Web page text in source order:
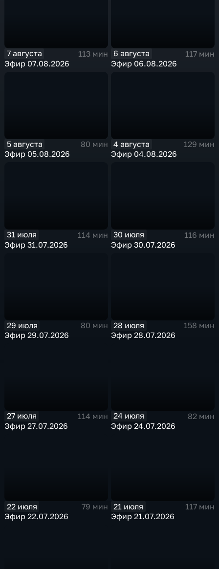
7 августа
113 мин
Эфир 07.08.2026
6 августа
117 мин
Эфир 06.08.2026
5 августа
80 мин
Эфир 05.08.2026
4 августа
129 мин
Эфир 04.08.2026
31 июля
114 мин
Эфир 31.07.2026
30 июля
116 мин
Эфир 30.07.2026
29 июля
80 мин
Эфир 29.07.2026
28 июля
158 мин
Эфир 28.07.2026
27 июля
114 мин
Эфир 27.07.2026
24 июля
82 мин
Эфир 24.07.2026
22 июля
79 мин
Эфир 22.07.2026
21 июля
117 мин
Эфир 21.07.2026